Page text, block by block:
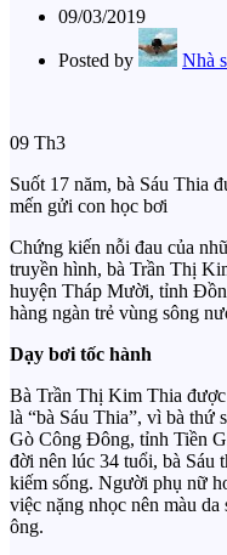
09/03/2019
Posted by Nhà
09 Th3
Suốt 17 năm, bà Sáu Thia
mến gửi con học bơi
Chứng kiến nỗi đau của
truyền hình, bà Trần Thị
huyện Tháp Mười, tỉnh
hàng ngàn trẻ vùng sông
Dạy bơi tốc hành
Bà Trần Thị Kim Thia
là “bà Sáu Thia”, vì bà thứ
Gò Công Đông, tỉnh Tiền
đời nên lúc 34 tuổi, bà Sáu
kiếm sống. Người phụ nữ
việc nặng nhọc nên màu
ông.